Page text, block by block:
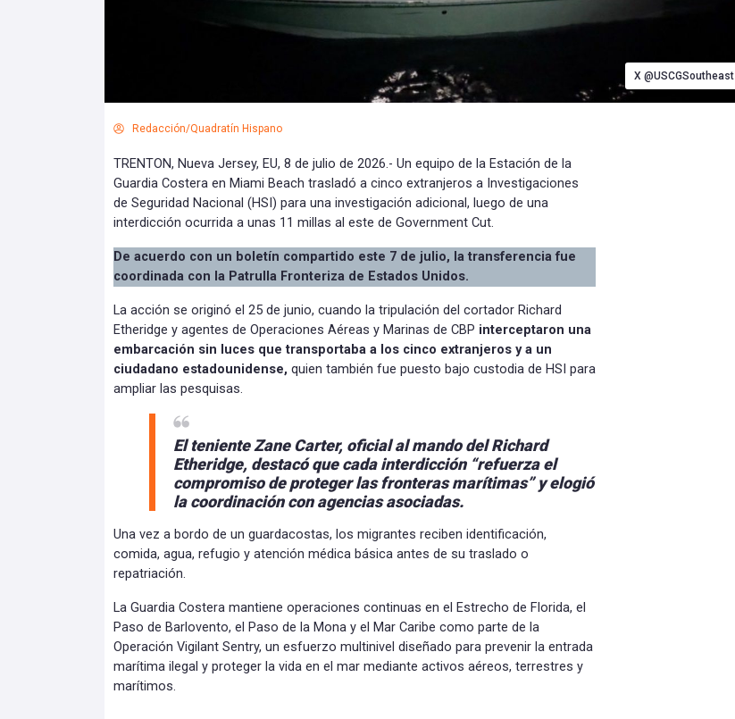
X @USCGSoutheast
Redacción/Quadratín Hispano
TRENTON, Nueva Jersey, EU, 8 de julio de 2026.- Un equipo de la Estación de la
Guardia Costera en Miami Beach trasladó a cinco extranjeros a Investigaciones
de Seguridad Nacional (HSI) para una investigación adicional, luego de una
interdicción ocurrida a unas 11 millas al este de Government Cut.
De acuerdo con un boletín compartido este 7 de julio, la transferencia fue
coordinada con la Patrulla Fronteriza de Estados Unidos.
La acción se originó el 25 de junio, cuando la tripulación del cortador Richard
Etheridge y agentes de Operaciones Aéreas y Marinas de CBP interceptaron una
embarcación sin luces que transportaba a los cinco extranjeros y a un
ciudadano estadounidense, quien también fue puesto bajo custodia de HSI para
ampliar las pesquisas.
El teniente Zane Carter, oficial al mando del Richard
Etheridge, destacó que cada interdicción “refuerza el
compromiso de proteger las fronteras marítimas” y elogió
la coordinación con agencias asociadas.
Una vez a bordo de un guardacostas, los migrantes reciben identificación,
comida, agua, refugio y atención médica básica antes de su traslado o
repatriación.
La Guardia Costera mantiene operaciones continuas en el Estrecho de Florida, el
Paso de Barlovento, el Paso de la Mona y el Mar Caribe como parte de la
Operación Vigilant Sentry, un esfuerzo multinivel diseñado para prevenir la entrada
marítima ilegal y proteger la vida en el mar mediante activos aéreos, terrestres y
marítimos.